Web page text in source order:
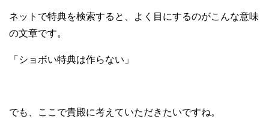
ネットで特典を検索すると、よく目にするのがこんな意味
の文章です。
「ショボい特典は作らない」
でも、ここで貴殿に考えていただきたいですね。